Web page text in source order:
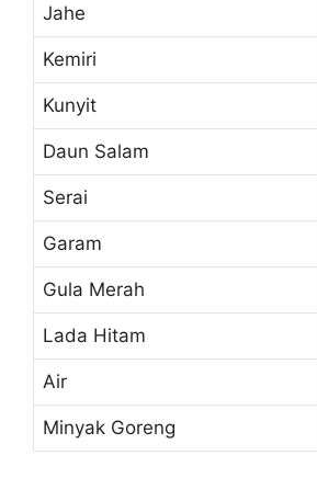
Jahe
Kemiri
Kunyit
Daun Salam
Serai
Garam
Gula Merah
Lada Hitam
Air
Minyak Goreng